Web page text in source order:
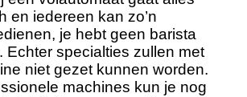
en iedereen kan zo’n
je hebt geen barista
Echter specialties zullen met
niet gezet kunnen worden.
machines kun je nog